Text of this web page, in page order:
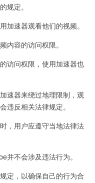
规定。
速器观看他们的视频。
容的访问权限。
问权限，使用加速器也
器来绕过地理限制，观
违反相关法律规定。
用户应遵守当地法律法
不会涉及违法行为。
，以确保自己的行为合